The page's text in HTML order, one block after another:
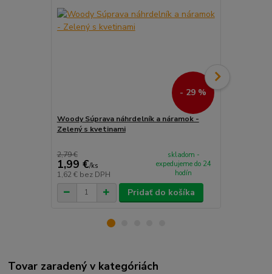
- 29 %
Woody Súprava náhrdelník a náramok -
Zelený s kvetinami
2,79 €
1,99 €/ks
1,62 € bez DPH
skladom -
expedujeme do 24
hodín
Pridať do košíka
Tovar zaradený v kategóriách